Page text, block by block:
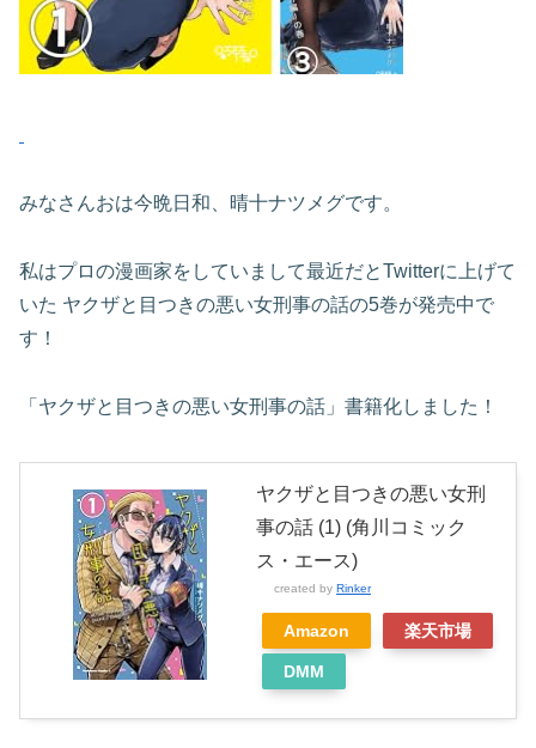
みなさんおは今晩日和、晴十ナツメグです。
私はプロの漫画家をしていまして最近だとTwitterに上げて
いた ヤクザと目つきの悪い女刑事の話の5巻が発売中で
す！
「ヤクザと目つきの悪い女刑事の話」書籍化しました！
ヤクザと目つきの悪い女刑
事の話 (1) (角川コミック
ス・エース)
created by Rinker
Amazon 楽天市場
DMM